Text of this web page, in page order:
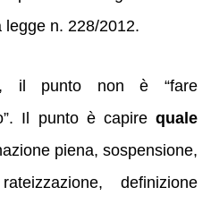
legge n. 228/2012.
il punto non è “fare
Il punto è capire quale
piena, sospensione,
definizione